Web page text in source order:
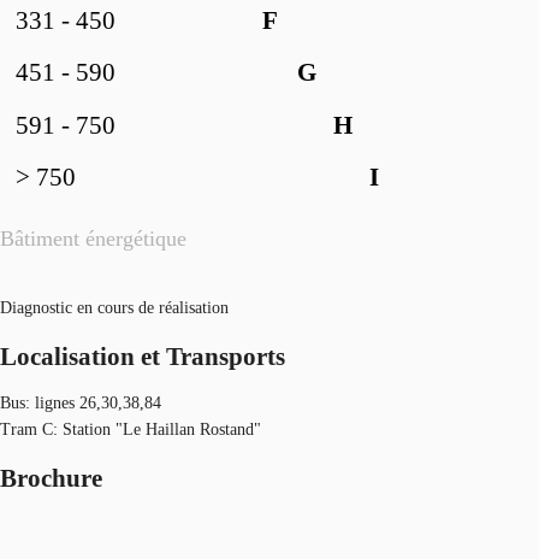
Bâtiment énergétique
F
331 - 450
G
451 - 590
H
591 - 750
I
> 750
Diagnostic en cours de réalisation
Localisation et Transports
Bus: lignes 26,30,38,84
Tram C: Station "Le Haillan Rostand"
Brochure